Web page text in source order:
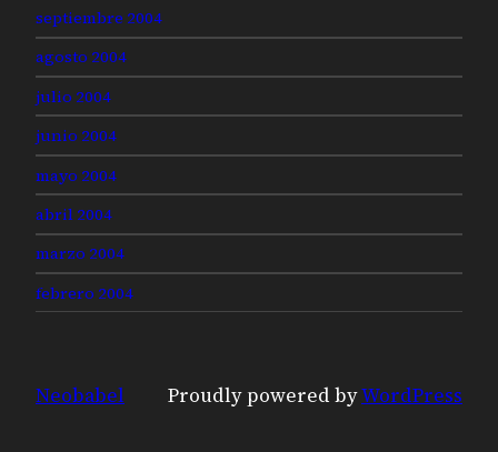
septiembre 2004
agosto 2004
julio 2004
junio 2004
mayo 2004
abril 2004
marzo 2004
febrero 2004
Neobabel Proudly powered byWordPress